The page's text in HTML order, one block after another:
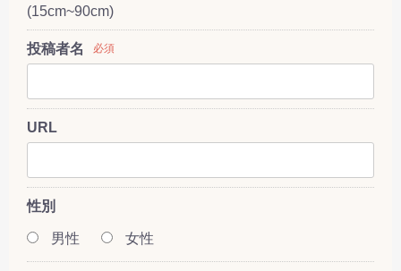
(15cm~90cm)
投稿者名 必須
URL
性別
男性 女性